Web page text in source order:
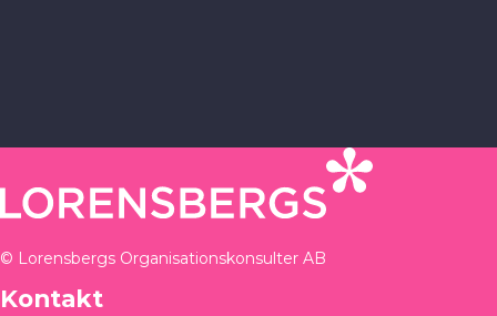
© Lorensbergs Organisationskonsulter AB
Kontakt